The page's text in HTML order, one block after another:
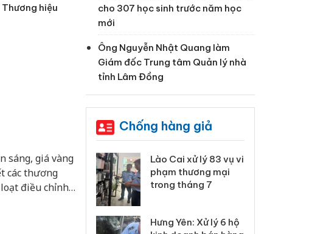
hiệu
sáng, giá vàng
các thương
điều chỉnh
cho 307 học sinh trước năm học
mới
Ông Nguyễn Nhật Quang làm
Giám đốc Trung tâm Quản lý nhà
tỉnh Lâm Đồng
Chống hàng giả
Công an Thanh Hóa
tìm bị hại trong vụ
án sản xuất, buôn
Lào Cai xử lý 83 vụ vi
phạm thương mại
trong tháng 7
Hưng Yên: Xử lý 6 hộ